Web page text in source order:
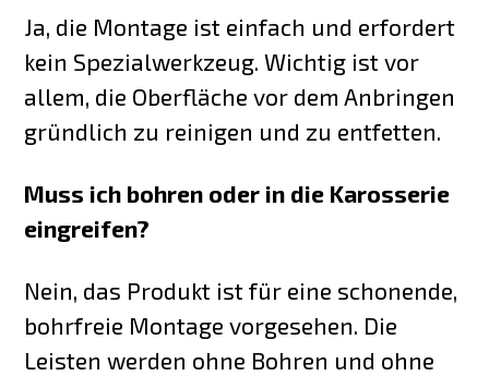
Ja, die Montage ist einfach und erfordert
kein Spezialwerkzeug. Wichtig ist vor
allem, die Oberfläche vor dem Anbringen
gründlich zu reinigen und zu entfetten.
Muss ich bohren oder in die Karosserie
eingreifen?
Nein, das Produkt ist für eine schonende,
bohrfreie Montage vorgesehen. Die
Leisten werden ohne Bohren und ohne